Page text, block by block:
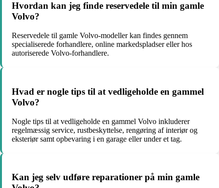
Hvordan kan jeg finde reservedele til min gamle
Volvo?
Reservedele til gamle Volvo-modeller kan findes gennem
specialiserede forhandlere, online markedspladser eller hos
autoriserede Volvo-forhandlere.
Hvad er nogle tips til at vedligeholde en gammel
Volvo?
Nogle tips til at vedligeholde en gammel Volvo inkluderer
regelmæssig service, rustbeskyttelse, rengøring af interiør og
eksteriør samt opbevaring i en garage eller under et tag.
Kan jeg selv udføre reparationer på min gamle